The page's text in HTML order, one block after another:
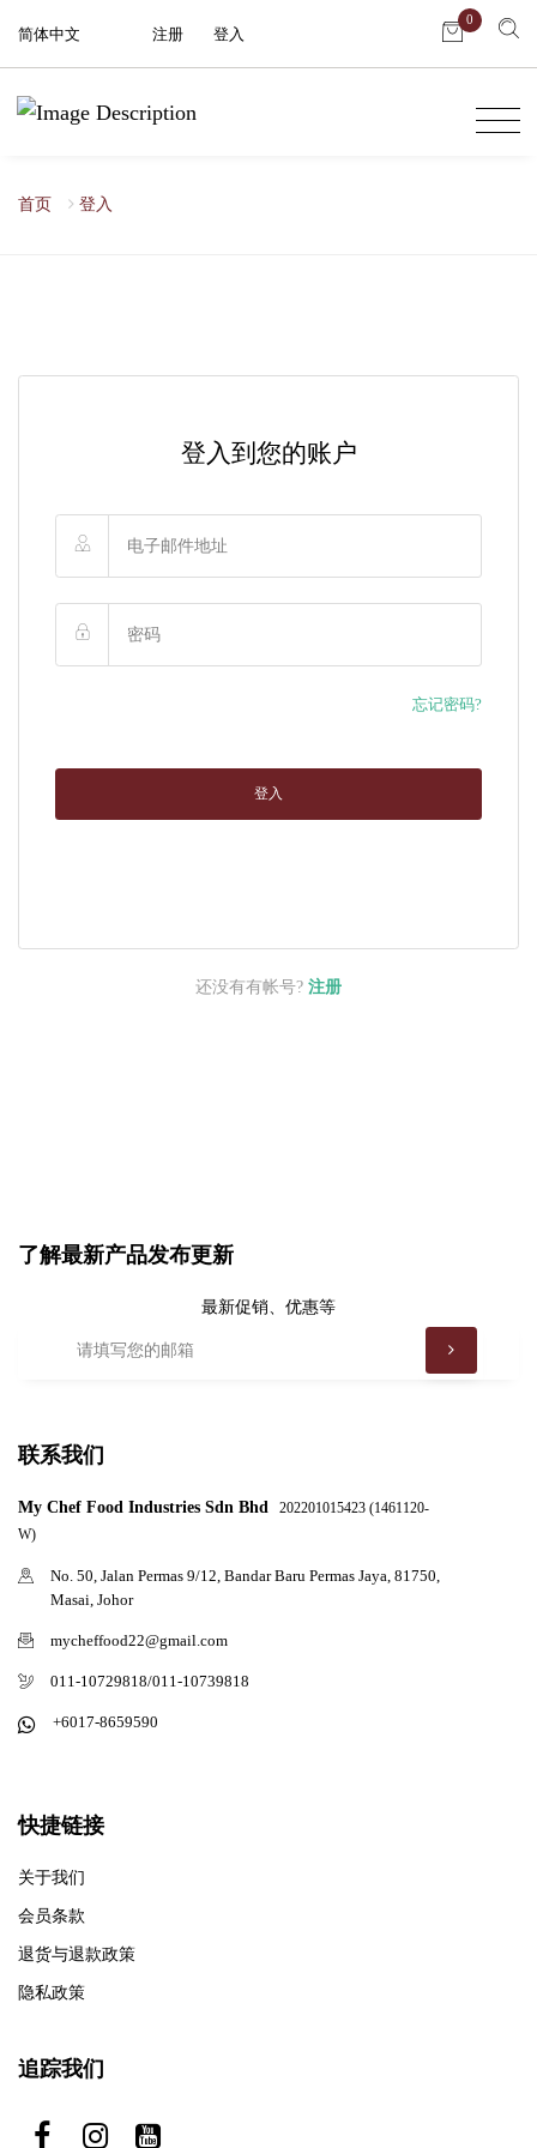
简体中文 注册 登入
0
首页 登入
登入到您的账户
忘记密码?
登入
还没有有帐号? 注册
了解最新产品发布更新
最新促销、优惠等
联系我们
My Chef Food Industries Sdn Bhd
202201015423 (1461120-
W)
No. 50, Jalan Permas 9/12, Bandar Baru Permas Jaya, 81750,
Masai, Johor
mycheffood22@gmail.com
011-10729818/011-10739818
+6017-8659590
快捷链接
关于我们
会员条款
退货与退款政策
隐私政策
追踪我们